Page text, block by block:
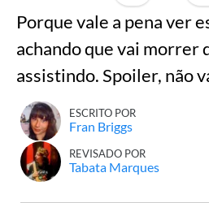
Porque vale a pena ver
achando que vai morrer
assistindo. Spoiler, não
ESCRITO POR
Fran Briggs
REVISADO POR
Tabata Marques